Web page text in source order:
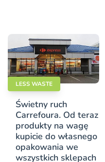
LESS WASTE
Świetny ruch
Carrefoura. Od teraz
produkty na wagę
kupicie do własnego
opakowania we
wszystkich sklepach